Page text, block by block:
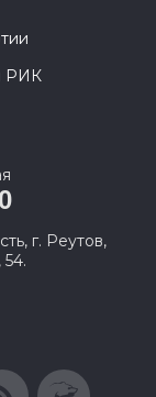
РИК
г. Реутов,